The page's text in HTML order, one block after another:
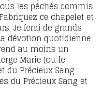
les péchés commis
ce chapelet et
Je ferai de grands
dévotion quotidienne
au moins un
Marie (ou le
du Précieux Sang
du Précieux Sang et